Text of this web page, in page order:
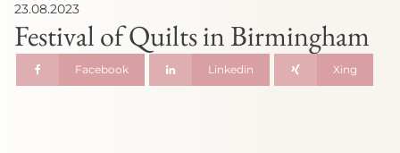
23.08.2023
Festival of Quilts in Birmingham
Facebook Linkedin Xing